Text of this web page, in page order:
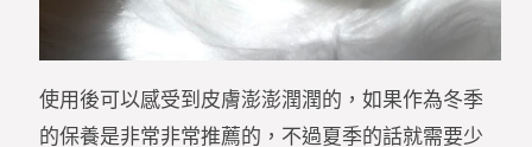
使用後可以感受到皮膚澎澎潤潤的，如果作為冬季
的保養是非常非常推薦的，不過夏季的話就需要少